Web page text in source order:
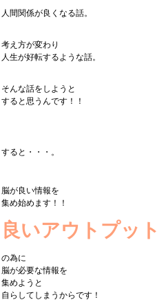
人間関係が良くなる話。
考え方が変わり
人生が好転するような話。
そんな話をしようと
すると思うんです！！
すると・・・。
脳が良い情報を
集め始めます！！
良いアウトプット
の為に
脳が必要な情報を
集めようと
自らしてしまうからです！